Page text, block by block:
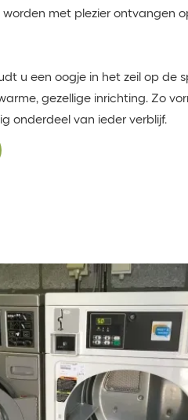
worden met plezier ontvangen
u een oogje in het zeil op de
gezellige inrichting. Zo
onderdeel van ieder verblijf.